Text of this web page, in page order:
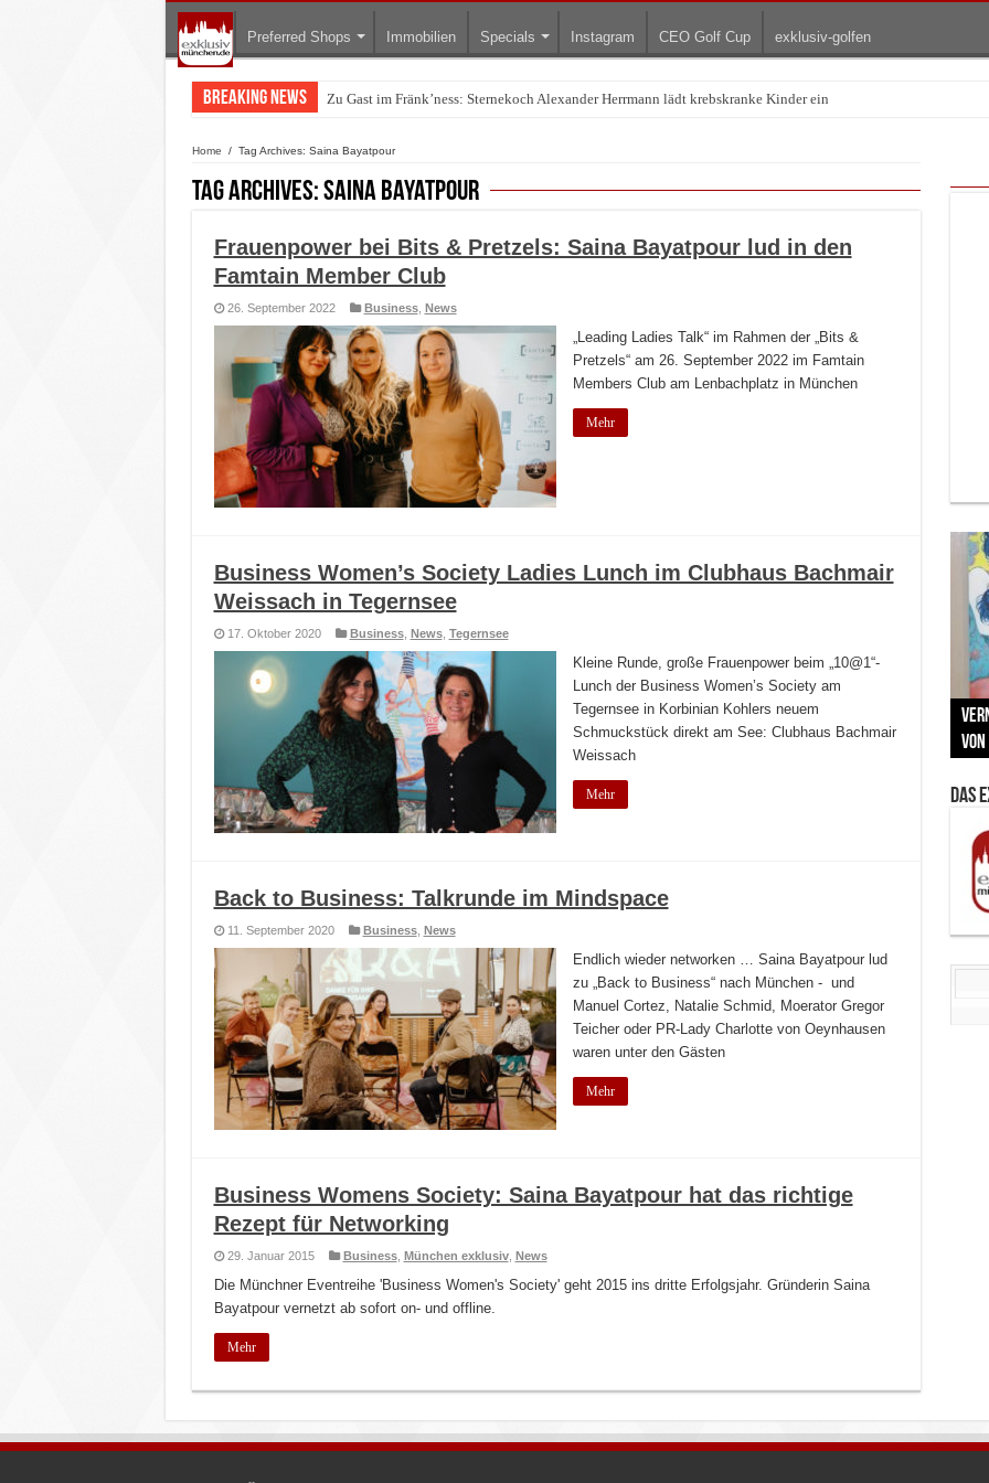
Preferred Shops Immobilien Specials Instagram CEO Golf Cup exklusiv-golfen
Breaking News Zu Gast im Fränk’ness: Sternekoch Alexander Herrmann lädt krebskranke Kinder ein
Warum München gerade zum Treffpunkt der Lingerie-Branche wurde
Home / Tag Archives: Saina Bayatpour
Tag Archives:Saina Bayatpour
Frauenpower bei Bits & Pretzels: Saina Bayatpour lud in den
Famtain Member Club
26. September 2022 Business, News
„Leading Ladies Talk“ im Rahmen der „Bits &
Pretzels“ am 26. September 2022 im Famtain
Members Club am Lenbachplatz in München
Mehr
Business Women’s Society Ladies Lunch im Clubhaus Bachmair
Weissach in Tegernsee
17. Oktober 2020 Business, News, Tegernsee
Kleine Runde, große Frauenpower beim „10@1“-
Lunch der Business Women’s Society am
Tegernsee in Korbinian Kohlers neuem
Schmuckstück direkt am See: Clubhaus Bachmair
Weissach
Mehr
Back to Business: Talkrunde im Mindspace
11. September 2020 Business, News
Endlich wieder networken … Saina Bayatpour lud
zu „Back to Business“ nach München - und
Manuel Cortez, Natalie Schmid, Moerator Gregor
Teicher oder PR-Lady Charlotte von Oeynhausen
waren unter den Gästen
Mehr
Business Womens Society: Saina Bayatpour hat das richtige
Rezept für Networking
29. Januar 2015 Business, München exklusiv, News
Die Münchner Eventreihe 'Business Women's Society' geht 2015 ins dritte Erfolgsjahr. Gründerin Saina
Bayatpour vernetzt ab sofort on- und offline.
Mehr
Zu
Das